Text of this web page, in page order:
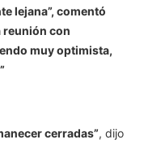
lejana”, comentó
reunión con
muy optimista,
cerradas”, dijo